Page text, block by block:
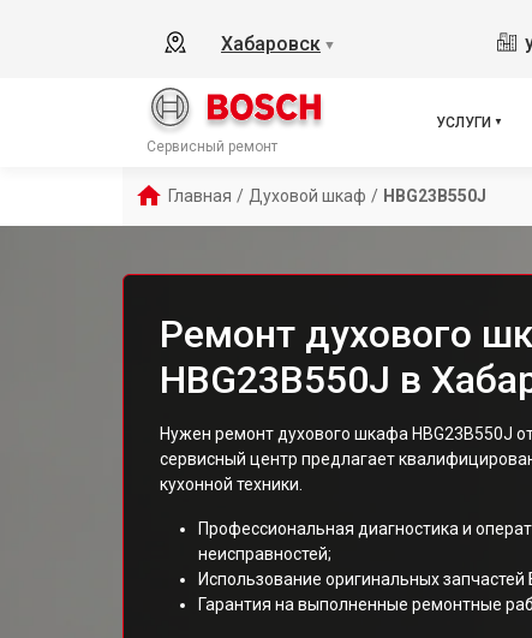
Хабаровск ▼
Сервисный ремонт
УСЛУГИ
Главная / Духовой шкаф / HBG23B550J
Ремонт духового
HBG23B550J в
Нужен ремонт духового шкафа HBG23B550J
сервисный центр предлагает
кухонной техники.
Профессиональная диагностика и
неисправностей;
Использование оригинальных запчастей
Гарантия на выполненные ремонтные